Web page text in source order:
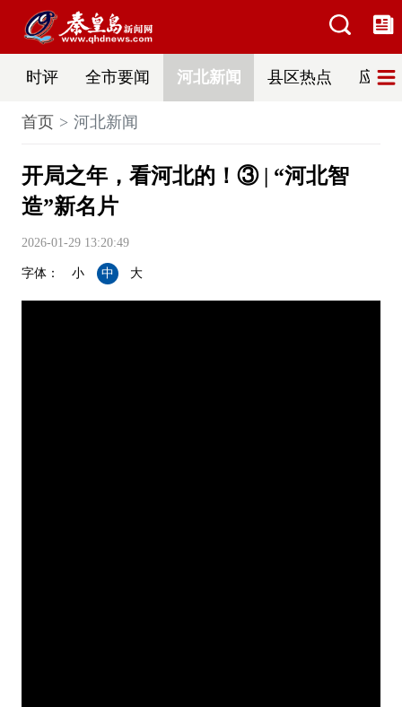
时评 全市要闻 河北新闻 县区热点 应急
首页 河北新闻
开局之年，看河北的！③ | “河北智
造”新名片
2026-01-29 13:20:49
字体： 小 中 大